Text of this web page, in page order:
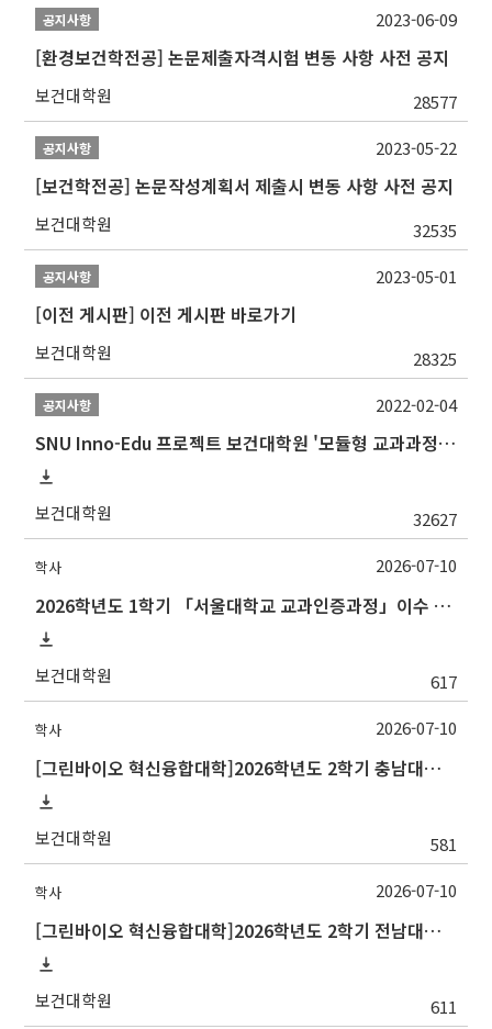
공지사항
[환경보건학전공] 논문제출자격시험 변동 사항 사전 공지
보건대학원 28577
2023-06-09
공지사항
[보건학전공] 논문작성계획서 제출시 변동 사항 사전 공지
보건대학원 32535
2023-05-22
공지사항
[이전 게시판] 이전 게시판 바로가기
보건대학원 28325
2023-05-01
공지사항
SNU Inno-Edu 프로젝트 보건대학원 '모듈형 교과과정' 안내(revised 2022/2/28)
보건대학원 32627
2022-02-04
학사
2026학년도 1학기 「서울대학교 교과인증과정」이수 신청 안내
보건대학원 617
2026-07-10
학사
[그린바이오 혁신융합대학]2026학년도 2학기 충남대학교 교류 수학 안내
보건대학원 581
2026-07-10
학사
[그린바이오 혁신융합대학]2026학년도 2학기 전남대학교 교류 수학 안내
보건대학원 611
2026-07-10